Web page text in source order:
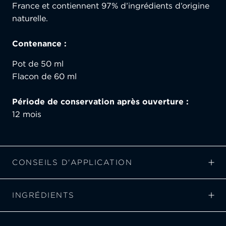
France et contiennent 97% d’ingrédients d’origine
naturelle.
Contenance :
Pot de 50 ml
Flacon de 60 ml
Période de conservation après ouverture :
12 mois
CONSEILS D'APPLICATION
INGRÉDIENTS